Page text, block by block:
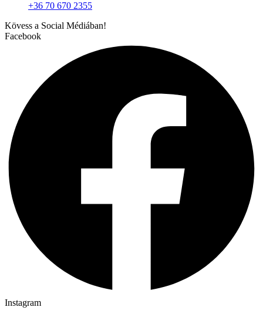
+36 70 670 2355
Kövess a Social Médiában!
Facebook
Instagram